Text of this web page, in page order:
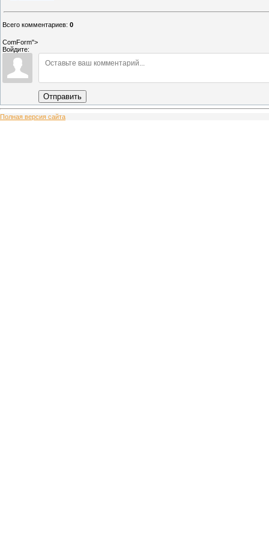
Всего комментариев: 0
ComForm">
Войдите:
Отправить
Полная версия сайта